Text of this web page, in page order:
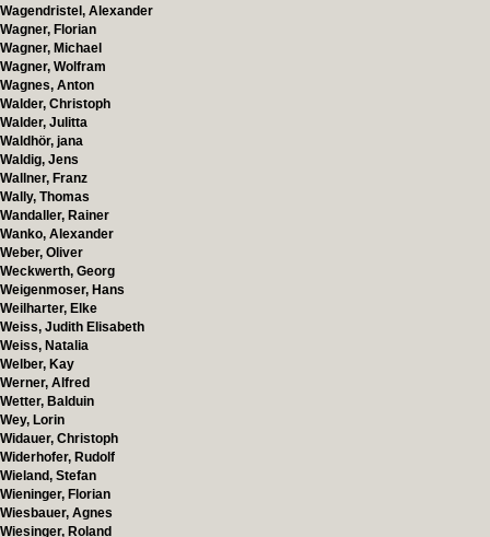
Wagendristel, Alexander
Wagner, Florian
Wagner, Michael
Wagner, Wolfram
Wagnes, Anton
Walder, Christoph
Walder, Julitta
Waldhör, jana
Waldig, Jens
Wallner, Franz
Wally, Thomas
Wandaller, Rainer
Wanko, Alexander
Weber, Oliver
Weckwerth, Georg
Weigenmoser, Hans
Weilharter, Elke
Weiss, Judith Elisabeth
Weiss, Natalia
Welber, Kay
Werner, Alfred
Wetter, Balduin
Wey, Lorin
Widauer, Christoph
Widerhofer, Rudolf
Wieland, Stefan
Wieninger, Florian
Wiesbauer, Agnes
Wiesinger, Roland